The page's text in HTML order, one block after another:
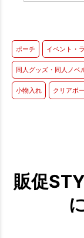
ポーチ イベント・
同人グッズ・同人ノベ
小物入れ クリアポ
販促